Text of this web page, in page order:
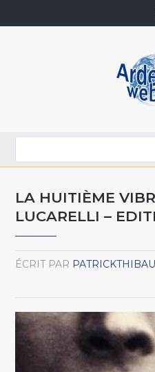
LA HUITIÈME
LUCARELLI –
ÉCRIT PAR